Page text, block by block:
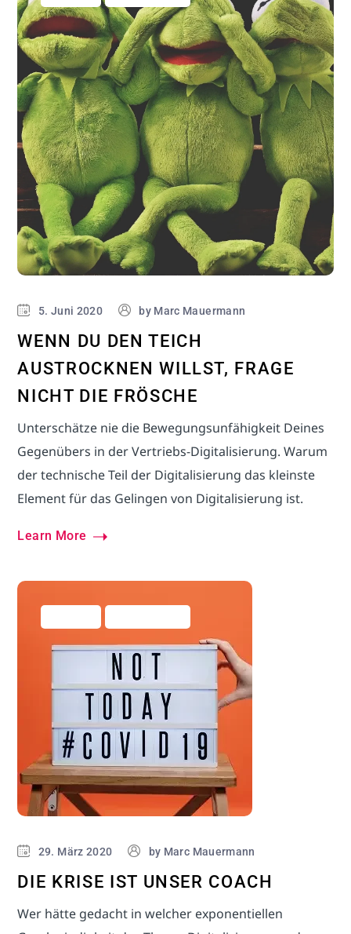
5. Juni 2020 by Marc Mauermann
WENN DU DEN TEICH
AUSTROCKNEN WILLST, FRAGE
NICHT DIE FRÖSCHE
Unterschätze nie die Bewegungsunfähigkeit Deines
Gegenübers in der Vertriebs-Digitalisierung. Warum
der technische Teil der Digitalisierung das kleinste
Element für das Gelingen von Digitalisierung ist.
Learn More
29. März 2020 by Marc Mauermann
DIE KRISE IST UNSER COACH
Wer hätte gedacht in welcher exponentiellen